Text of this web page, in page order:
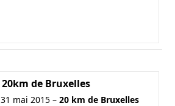
20km de Bruxelles
31 mai 2015 – 20 km de Bruxelles